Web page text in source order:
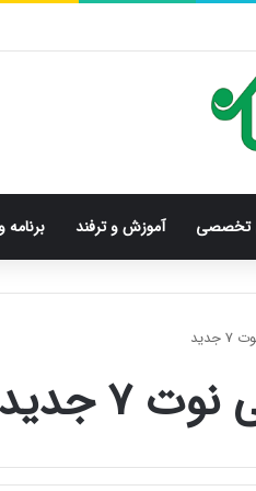
تخصصی آموزش و ترفند برنامه
7 جدید